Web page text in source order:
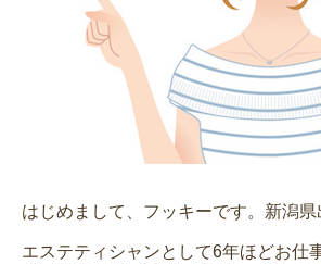
はじめまして、フッキーです。新潟県
エステティシャンとして6年ほどお仕